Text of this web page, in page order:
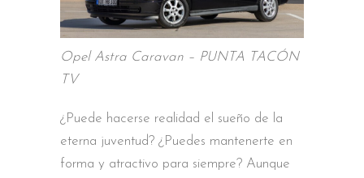
Opel Astra Caravan – PUNTA TACÓN
TV
¿Puede hacerse realidad el sueño de la
eterna juventud? ¿Puedes mantenerte en
forma y atractivo para siempre? Aunque